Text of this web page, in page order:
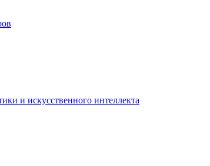
и искусственного интеллекта